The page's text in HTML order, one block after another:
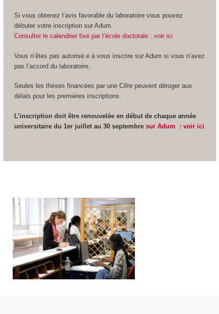
Si vous obtenez l’avis favorable du laboratoire vous pouvez
débuter votre inscription sur Adum.
Consulter le calendrier fixé par l’école doctorale : voir ici
Vous n’êtes pas autorisé.e à vous inscrire sur Adum si vous n’avez
pas l’accord du laboratoire.
Seules les thèses financées par une Cifre peuvent déroger aux
délais pour les premières inscriptions.
L’inscription doit être renouvelée en début de chaque année
universitaire du 1er juillet au 30 septembre sur Adum : voir ici